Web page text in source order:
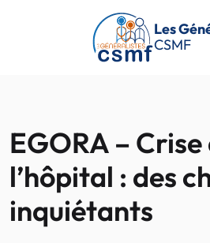
Passer au contenu principal
Les
CSMF
EGORA – Crise
l’hôpital : des
inquiétants